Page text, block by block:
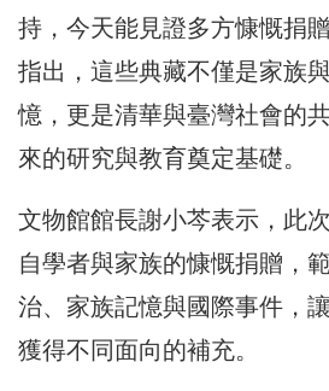
持，今天能見證多方慷慨捐
指出，這些典藏不僅是家族
憶，更是清華與臺灣社會的
來的研究與教育奠定基礎。
文物館館長謝小芩表示，此
自學者與家族的慷慨捐贈，
治、家族記憶與國際事件，
獲得不同面向的補充。